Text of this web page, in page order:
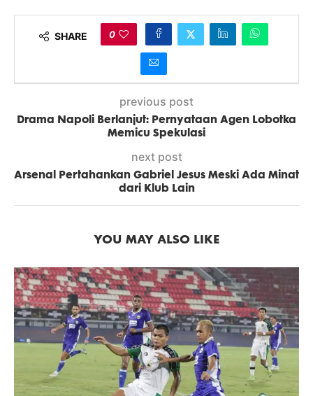
SHARE 0
previous post
Drama Napoli Berlanjut: Pernyataan Agen Lobotka
Memicu Spekulasi
next post
Arsenal Pertahankan Gabriel Jesus Meski Ada Minat
dari Klub Lain
YOU MAY ALSO LIKE